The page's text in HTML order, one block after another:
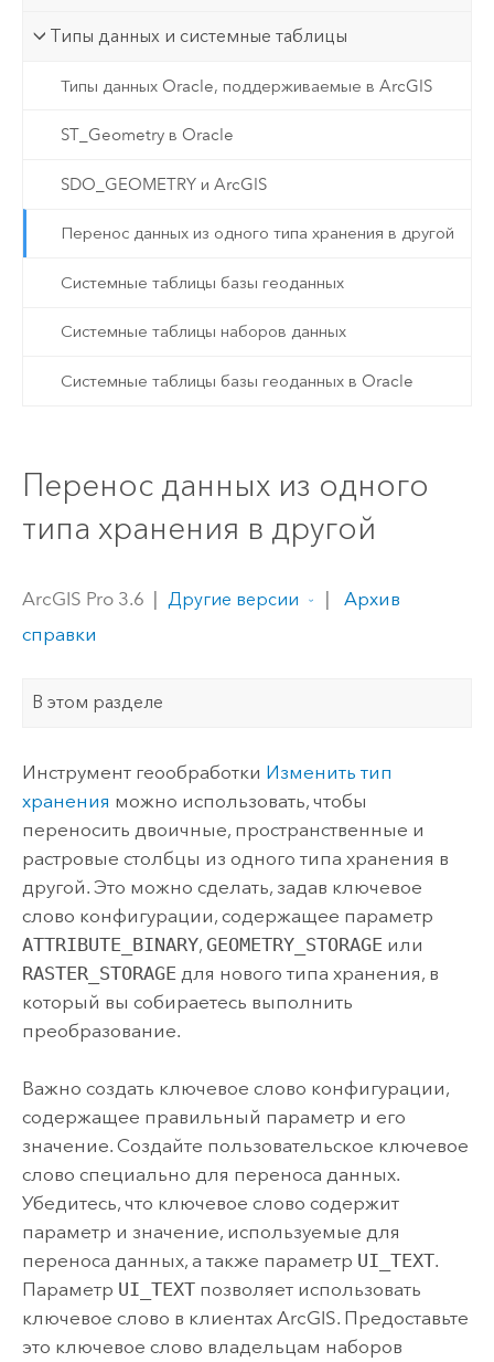
Типы данных и системные таблицы
Типы данных Oracle, поддерживаемые в ArcGIS
ST_Geometry в Oracle
SDO_GEOMETRY и ArcGIS
Перенос данных из одного типа хранения в другой
Системные таблицы базы геоданных
Системные таблицы наборов данных
Системные таблицы базы геоданных в Oracle
Перенос данных из одного
типа хранения в другой
ArcGIS Pro 3.6 Другие версии
Архив
справки
В этом разделе
Инструмент геообработки Изменить тип
хранения можно использовать, чтобы
переносить двоичные, пространственные и
растровые столбцы из одного типа хранения в
другой. Это можно сделать, задав ключевое
слово конфигурации, содержащее параметр
ATTRIBUTE_BINARY, GEOMETRY_STORAGE или
RASTER_STORAGE для нового типа хранения, в
который вы собираетесь выполнить
преобразование.
Важно создать ключевое слово конфигурации,
содержащее правильный параметр и его
значение. Создайте пользовательское ключевое
слово специально для переноса данных.
Убедитесь, что ключевое слово содержит
параметр и значение, используемые для
переноса данных, а также параметр UI_TEXT.
Параметр UI_TEXTпозволяет использовать
ключевое слово в клиентах ArcGIS. Предоставьте
это ключевое слово владельцам наборов